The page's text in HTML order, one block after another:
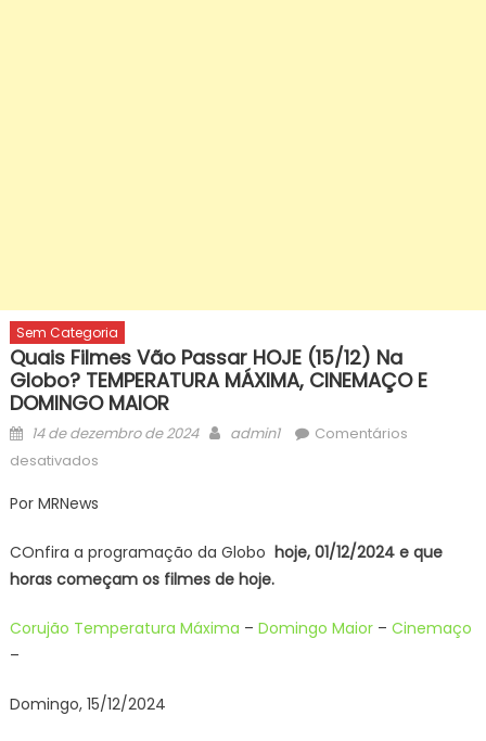
Sem Categoria
Quais Filmes Vão Passar HOJE (15/12) Na
Globo? TEMPERATURA MÁXIMA, CINEMAÇO E
DOMINGO MAIOR
Posted
on
14 de dezembro de 2024 Author
admin1
Comentários
desativadosem
filmes
passar
HOJE
na
MÁXIMA,
Por MRNews
COnfira a programação da Globo hoje, 01/12/2024 e que
horas começam os filmes de hoje.
Corujão Temperatura Máxima – Domingo Maior– Cinemaço
–
Domingo, 15/12/2024